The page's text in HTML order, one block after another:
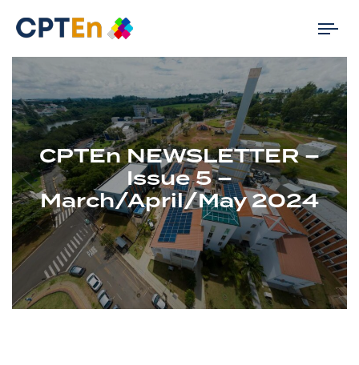
CPTEn NEWSLETTER –
Issue 5 –
March/April/May 2024